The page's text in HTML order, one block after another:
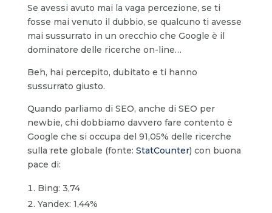
Se avessi avuto mai la vaga percezione, se ti
fosse mai venuto il dubbio, se qualcuno ti avesse
mai sussurrato in un orecchio che Google è il
dominatore delle ricerche on-line…
Beh, hai percepito, dubitato e ti hanno
sussurrato giusto.
Quando parliamo di SEO, anche di SEO per
newbie, chi dobbiamo davvero fare contento è
Google che si occupa del 91,05% delle ricerche
sulla rete globale (fonte: StatCounter) con buona
pace di:
Bing: 3,74
Yandex: 1,44%